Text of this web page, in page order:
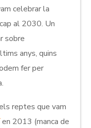
celebrar la
al 2030. Un
sobre
anys, quins
fer per
reptes que vam
en 2013 (manca de